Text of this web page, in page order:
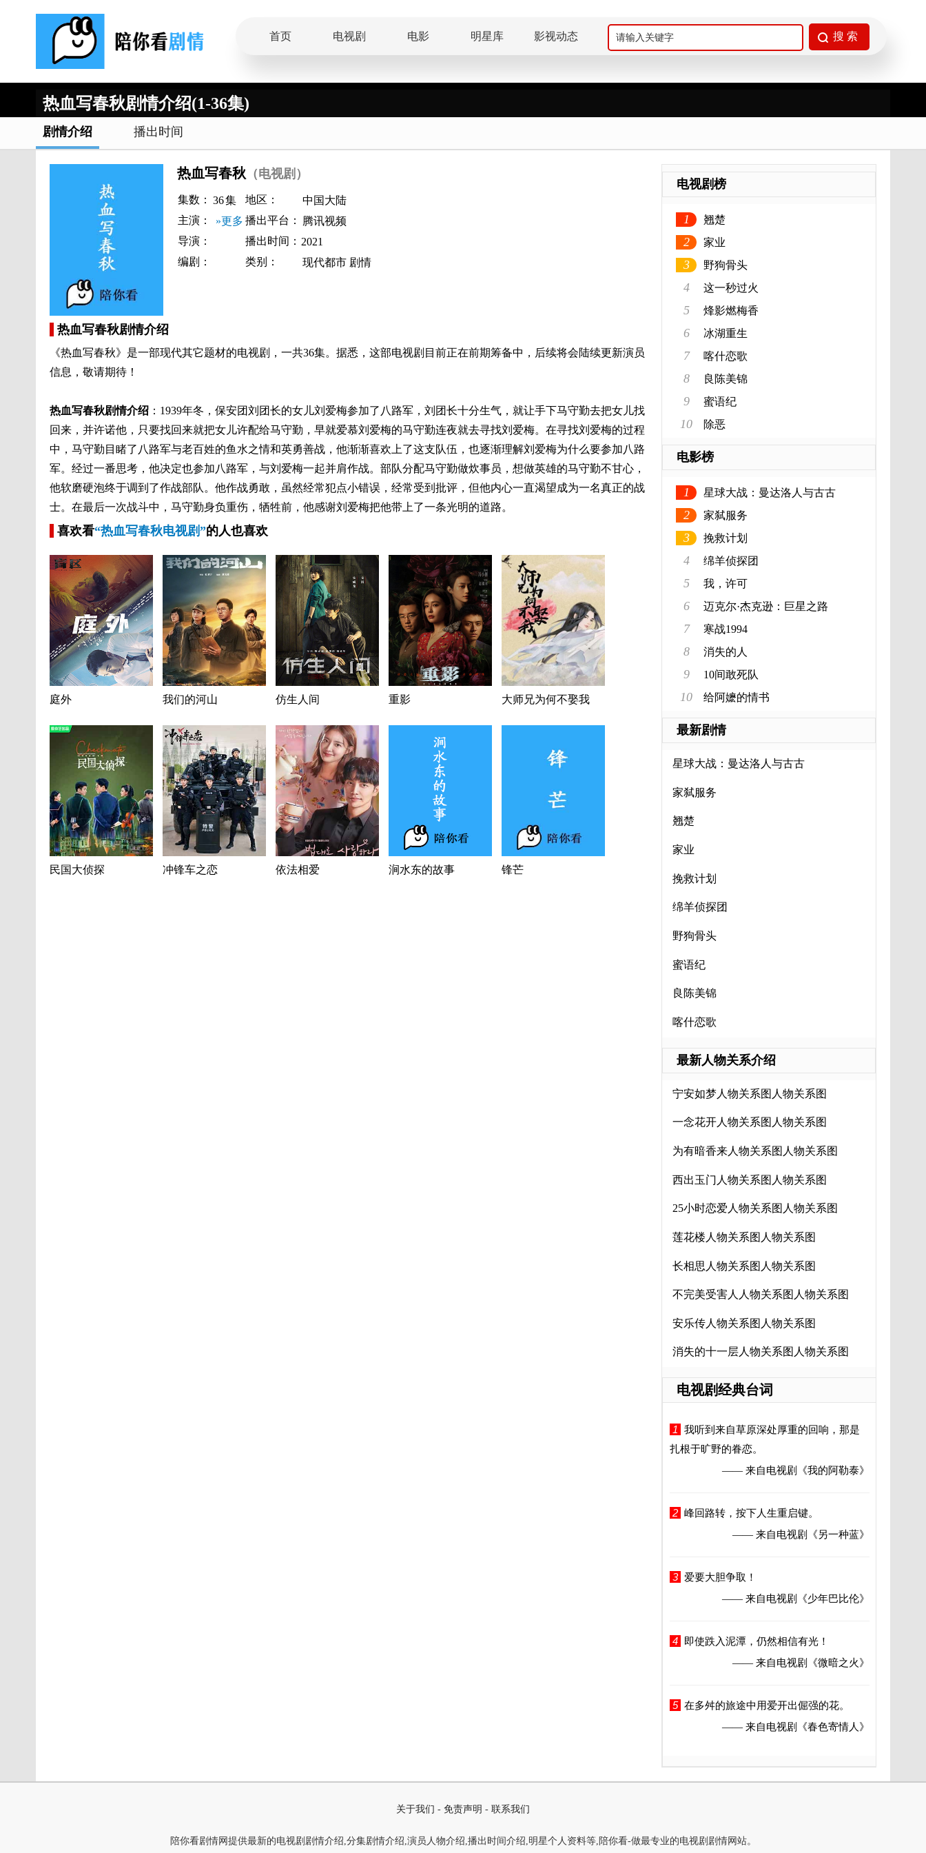
首页 电视剧 电影 明星库 影视动态
热血写春秋剧情介绍(1-36集)
剧情介绍 播出时间
热血写春秋 （电视剧）
集数： 36集 地区：
中国大陆
主演：
»更多 播出平台：
腾讯视频
导演：
播出时间： 2021
编剧：
类别： 现代都市 剧情
热血写春秋剧情介绍
《热血写春秋》是一部现代其它题材的电视剧，一共36集。据悉，这部电视剧目前正在前期筹备中，后续将会陆续更新演员
信息，敬请期待！
热血写春秋剧情介绍 ：1939年冬，保安团刘团长的女儿刘爱梅参加了八路军，刘团长十分生气，就让手下马守勤去把女儿找
回来，并许诺他，只要找回来就把女儿许配给马守勤，早就爱慕刘爱梅的马守勤连夜就去寻找刘爱梅。在寻找刘爱梅的过程
中，马守勤目睹了八路军与老百姓的鱼水之情和英勇善战，他渐渐喜欢上了这支队伍，也逐渐理解刘爱梅为什么要参加八路
军。经过一番思考，他决定也参加八路军，与刘爱梅一起并肩作战。部队分配马守勤做炊事员，想做英雄的马守勤不甘心，
他软磨硬泡终于调到了作战部队。他作战勇敢，虽然经常犯点小错误，经常受到批评，但他内心一直渴望成为一名真正的战
士。在最后一次战斗中，马守勤身负重伤，牺牲前，他感谢刘爱梅把他带上了一条光明的道路。
喜欢看“热血写春秋电视剧”的人也喜欢
庭外 我们的河山 仿生人间 重影 大师兄为何不娶我
民国大侦探 冲锋车之恋 依法相爱 涧水东的故事 锋芒
电视剧榜
1 翘楚
2 家业
3 野狗骨头
4 这一秒过火
5 烽影燃梅香
6 冰湖重生
7 喀什恋歌
8 良陈美锦
9 蜜语纪
10 除恶
电影榜
1 星球大战：曼达洛人与古古
2 家弑服务
3 挽救计划
4 绵羊侦探团
5 我，许可
6 迈克尔·杰克逊：巨星之路
7 寒战1994
8 消失的人
9 10间敢死队
10 给阿嬷的情书
最新剧情
星球大战：曼达洛人与古古
家弑服务
翘楚
家业
挽救计划
绵羊侦探团
野狗骨头
蜜语纪
良陈美锦
喀什恋歌
最新人物关系介绍
宁安如梦人物关系图人物关系图
一念花开人物关系图人物关系图
为有暗香来人物关系图人物关系图
西出玉门人物关系图人物关系图
25小时恋爱人物关系图人物关系图
莲花楼人物关系图人物关系图
长相思人物关系图人物关系图
不完美受害人人物关系图人物关系图
安乐传人物关系图人物关系图
消失的十一层人物关系图人物关系图
电视剧经典台词
1
我听到来自草原深处厚重的回响，那是
扎根于旷野的眷恋。
—— 来自电视剧
《我的阿勒泰》
2 峰回路转，按下人生重启键。
—— 来自电视剧
《另一种蓝》
3
爱要大胆争取！
—— 来自电视剧
《少年巴比伦》
4
即使跌入泥潭，仍然相信有光！
—— 来自电视剧
《微暗之火》
5 在多舛的旅途中用爱开出倔强的花。
—— 来自电视剧
《春色寄情人》
关于我们 - 免责声明 - 联系我们
陪你看剧情网提供最新的电视剧剧情介绍,分集剧情介绍,演员人物介绍,播出时间介绍,明星个人资料等,陪你看-做最专业的电视剧剧情网站。